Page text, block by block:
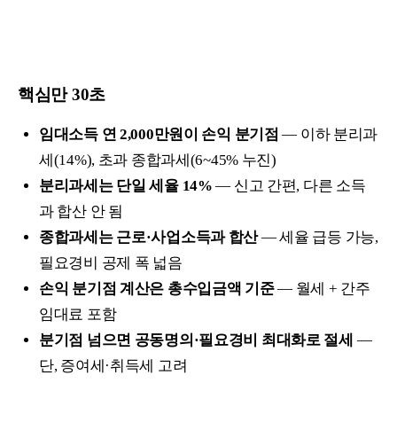
핵심만 30초
임대소득 연 2,000만원이 손익 분기점 — 이하 분리과
세(14%), 초과 종합과세(6~45% 누진)
분리과세는 단일 세율 14% — 신고 간편, 다른 소득
과 합산 안 됨
종합과세는 근로·사업소득과 합산— 세율 급등 가능,
필요경비 공제 폭 넓음
손익 분기점 계산은 총수입금액 기준— 월세 + 간주
임대료 포함
분기점 넘으면 공동명의·필요경비 최대화로 절세 —
단, 증여세·취득세 고려